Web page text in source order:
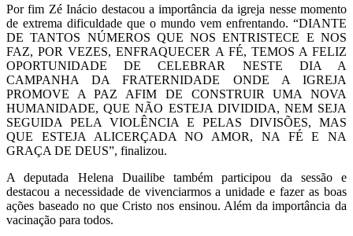
Por fim Zé Inácio destacou a importância da igreja nesse momento
de extrema dificuldade que o mundo vem enfrentando. “DIANTE
DE TANTOS NÚMEROS QUE NOS ENTRISTECE E NOS
FAZ, POR VEZES, ENFRAQUECER A FÉ, TEMOS A FELIZ
OPORTUNIDADE DE CELEBRAR NESTE DIA A
CAMPANHA DA FRATERNIDADE ONDE A IGREJA
PROMOVE A PAZ AFIM DE CONSTRUIR UMA NOVA
HUMANIDADE, QUE NÃO ESTEJA DIVIDIDA, NEM SEJA
SEGUIDA PELA VIOLÊNCIA E PELAS DIVISÕES, MAS
QUE ESTEJA ALICERÇADA NO AMOR, NA FÉ E NA
GRAÇA DE DEUS”, finalizou.
A deputada Helena Duailibe também participou da sessão e
destacou a necessidade de vivenciarmos a unidade e fazer as boas
ações baseado no que Cristo nos ensinou. Além da importância da
vacinação para todos.